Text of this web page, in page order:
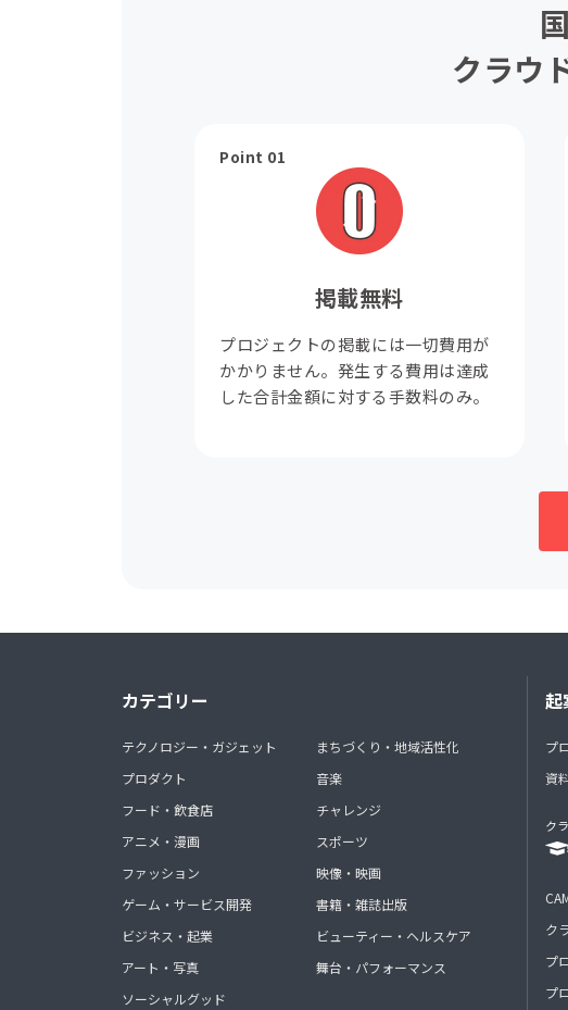
クラウ
Point 01
掲載無料
プロジェクトの掲載には一切費用が
かかりません。発生する費用は達成
した合計金額に対する手数料のみ。
カテゴリー
テクノロジー・ガジェット
プロダクト
フード・飲食店
アニメ・漫画
ファッション
ゲーム・サービス開発
ビジネス・起業
アート・写真
ソーシャルグッド
まちづくり・地域活性化
音楽
チャレンジ
スポーツ
映像・映画
書籍・雑誌出版
ビューティー・ヘルスケア
舞台・パフォーマンス
起
プ
資
ク
ク
プ
プ